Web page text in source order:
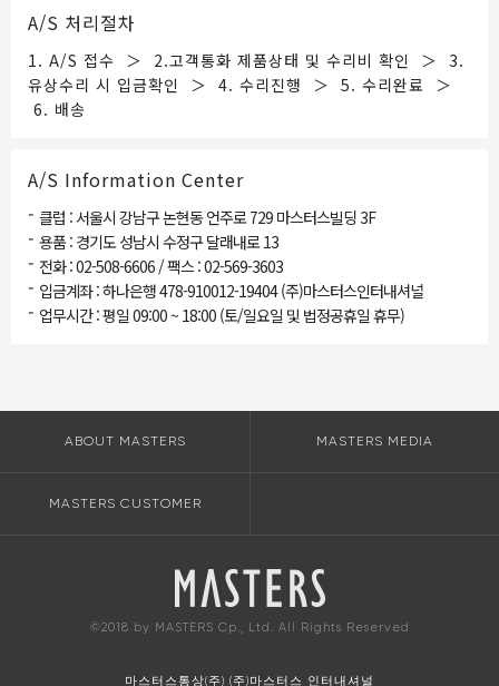
A/S 처리절차
1. A/S 접수 ＞ 2.고객통화 제품상태 및 수리비 확인 ＞ 3.
유상수리 시 입금확인 ＞ 4. 수리진행 ＞ 5. 수리완료 ＞
6. 배송
A/S Information Center
- 클럽 : 서울시 강남구 논현동 언주로 729 마스터스빌딩 3F
- 용품 : 경기도 성남시 수정구 달래내로 13
- 전화 : 02-508-6606 / 팩스 : 02-569-3603
- 입금계좌 : 하나은행 478-910012-19404 (주)마스터스인터내셔널
- 업무시간 : 평일 09:00 ~ 18:00 (토/일요일 및 법정공휴일 휴무)
ABOUT MASTERS MASTERS MEDIA
MASTERS CUSTOMER
©2018 by MASTERS Cp., Ltd. All Rights Reserved
마스터스통상(주) (주)마스터스 인터내셔널